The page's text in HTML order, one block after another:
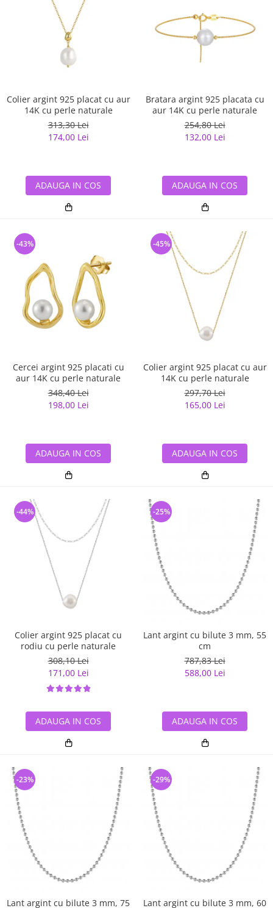
Colier argint 925 placat cu aur
14K cu perle naturale
313,30 Lei
174,00 Lei
ADAUGA IN COS
Bratara argint 925 placata cu
aur 14K cu perle naturale
254,80 Lei
132,00 Lei
ADAUGA IN COS
Cercei argint 925 placati cu
aur 14K cu perle naturale
348,40 Lei
198,00 Lei
-43%
ADAUGA IN COS
Colier argint 925 placat cu aur
14K cu perle naturale
297,70 Lei
165,00 Lei
-45%
ADAUGA IN COS
Colier argint 925 placat cu
rodiu cu perle naturale
308,10 Lei
171,00 Lei
-44%
ADAUGA IN COS
Lant argint cu bilute 3 mm, 55
cm
787,83 Lei
588,00 Lei
-25%
ADAUGA IN COS
Lant argint cu bilute 3 mm, 75
-23%
Lant argint cu bilute 3 mm, 60
-29%